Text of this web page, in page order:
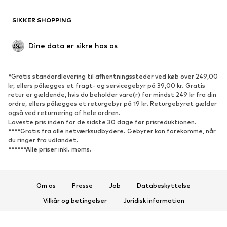
SIKKER SHOPPING
Dine data er sikre hos os
*Gratis standardlevering til afhentningssteder ved køb over 249,00
kr, ellers pålægges et fragt- og servicegebyr på 39,00 kr. Gratis
retur er gældende, hvis du beholder vare(r) for mindst 249 kr fra din
ordre, ellers pålægges et returgebyr på 19 kr. Returgebyret gælder
også ved returnering af hele ordren.
Laveste pris inden for de sidste 30 dage før prisreduktionen.
****Gratis fra alle netværksudbydere. Gebyrer kan forekomme, når
du ringer fra udlandet.
******Alle priser inkl. moms.
Om os Presse Job
Databeskyttelse
Vilkår og betingelser
Juridisk information